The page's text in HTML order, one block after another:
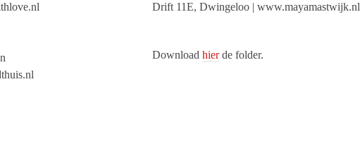
Drift 11E, Dwingeloo | www.mayamastwijk.nl
Download hierde folder.